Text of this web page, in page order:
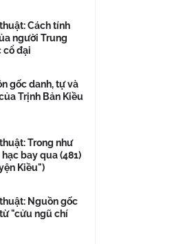
Cách tính
người Trung
cổ đại
gốc danh, tự và
Trịnh Bản Kiều
Trong như
bay qua (481)
Kiều")
Nguồn gốc
"cửu ngũ chí